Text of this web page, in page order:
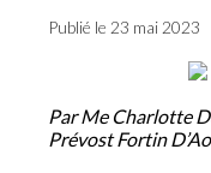
Publié le 23 mai 2023
Par Me Charlotte
Prévost Fortin